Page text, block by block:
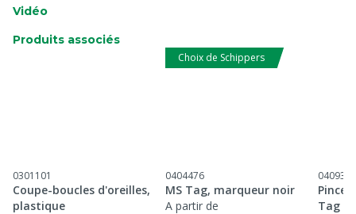
Vidéo
Produits associés
0301101
Coupe-boucles d'oreilles,
plastique
Choix de Schippers
0404476
MS Tag, marqueur noir
A partir de
0409302
Pince
Tag